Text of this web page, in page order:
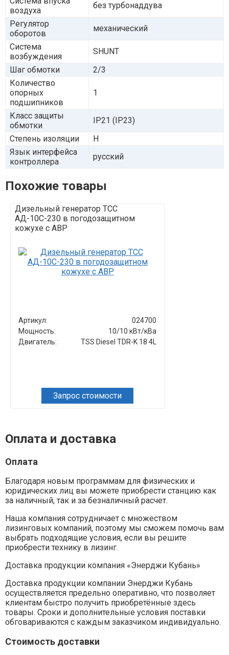
воздуха
без турбонаддува
Регулятор
оборотов
механический
Система
возбуждения
SHUNT
Шаг обмотки
2/3
Количество
опорных
подшипников
1
Класс защиты
обмотки
IP21 (IP23)
Степень изоляции
H
Язык интерфейса
контроллера
русский
Похожие товары
Дизельный генератор ТСС
АД-10С-230 в погодозащитном
кожухе с АВР
Артикул:
024700
Мощность:
10/10 кВт/кВа
Двигатель:
TSS Diesel TDR-K 18 4L
Запрос стоимости
Оплата и доставка
Оплата
Благодаря новым программам для физических и
юридических лиц вы можете приобрести станцию как
за наличный, так и за безналичный расчет.
Наша компания сотрудничает с множеством
лизинговых компаний, поэтому мы сможем помочь вам
выбрать подходящие условия, если вы решите
приобрести технику в лизинг.
Доставка продукции компания «Энерджи Кубань»
Доставка продукции компании Энерджи Кубань
осуществляется предельно оперативно, что позволяет
клиентам быстро получить приобретённые здесь
товары. Сроки и дополнительные условия поставки
обговариваются с каждым заказчиком индивидуально.
Стоимость доставки